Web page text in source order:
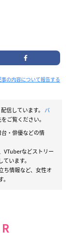
事の内容について報告する
信しています。 バ
ご覧ください。
・俳優などの情
VTuberなどストリー
います。
ち情報など、女性オ